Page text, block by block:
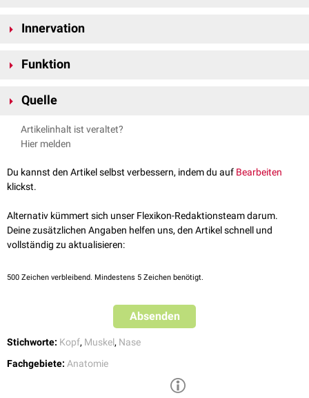
anteriorenTeil desCartilago alaris major
Innervation
und zygomatici des
Funktion
Pars transversa des
Quelle
13.06.2024
Artikelinhalt ist veraltet?
Hier melden
Du kannst den Artikel selbst verbessern, indem du auf Bearbeiten
klickst.
Alternativ kümmert sich unser Flexikon-Redaktionsteam darum.
Deine zusätzlichen Angaben helfen uns, den Artikel schnell und
vollständig zu aktualisieren:
500 Zeichen verbleibend. Mindestens 5 Zeichen benötigt.
Absenden
Stichworte: Kopf, Muskel, Nase
Fachgebiete: Anatomie